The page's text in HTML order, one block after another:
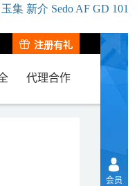
玉集 新介 Sedo AF GD 101